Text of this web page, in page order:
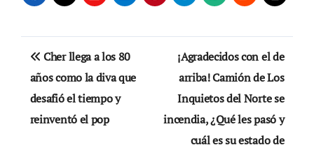
Navegación
de
entradas
Cher llega a los 80
años como la diva que
desafió el tiempo y
reinventó el pop
¡Agradecidos con el de
arriba! Camión de Los
Inquietos del Norte se
incendia, ¿Qué les pasó y
cuál es su estado de